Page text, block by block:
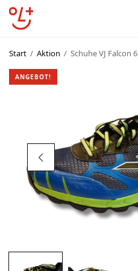
Start / Aktion / Schuhe VJ Falcon 6
ANGEBOT!
Shop
Startnummern
Textildruck
OL Karten